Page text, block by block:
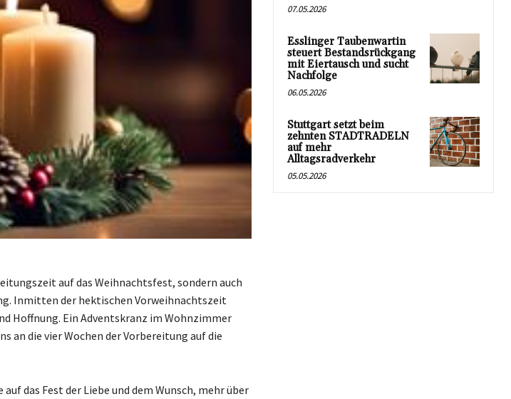
auf das Weihnachtsfest, sondern auch
Inmitten der hektischen Vorweihnachtszeit
Hoffnung. Ein Adventskranz im Wohnzimmer
an die vier Wochen der Vorbereitung auf die
das Fest der Liebe und dem Wunsch, mehr über
07.05.2026
Esslinger Taubenwartin
steuert Bestandsrückgang
mit Eiertausch und sucht
Nachfolge
06.05.2026
Stuttgart setzt beim
zehnten STADTRADELN
auf mehr
Alltagsradverkehr
05.05.2026